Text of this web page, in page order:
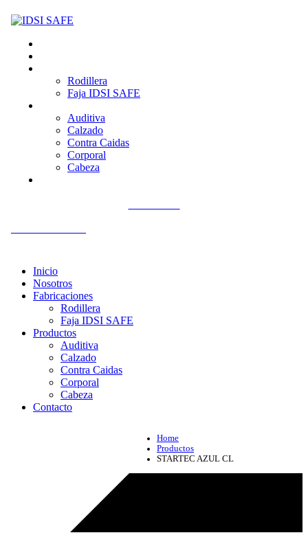
Rodillera
Faja IDSI SAFE
Auditiva
Calzado
Contra Caidas
Corporal
Cabeza
Inicio
Nosotros
Fabricaciones
Rodillera
Faja IDSI SAFE
Productos
Auditiva
Calzado
Contra Caidas
Corporal
Cabeza
Contacto
Home
Productos
STARTEC AZUL CL